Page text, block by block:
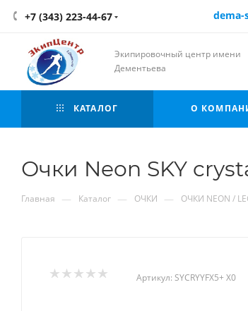
+7 (343) 223-44-67 dema-
Экипировочный центр имени
Дементьева
КАТАЛОГ О
Очки Neon SKY
Главная — Каталог — ОЧКИ — ОЧКИ NEON /
Артикул: SYCRYYFX5+ X0